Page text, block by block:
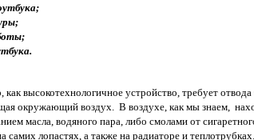
высокотехнологичное устройство, требует
окружающий воздух. В воздухе, как мы знаем,
масла, водяного пара, либо смолами от
самих лопастях, а также на радиаторе и теплотрубках.